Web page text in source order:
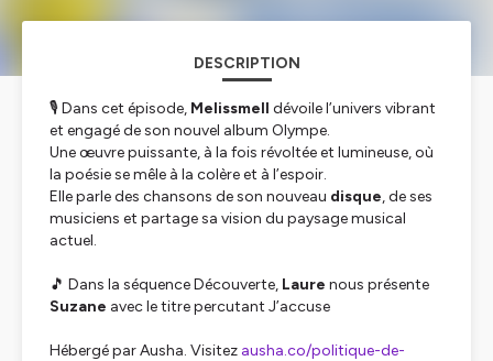
DESCRIPTION
🎙️ Dans cet épisode, Melissmell dévoile l’univers vibrant
et engagé de son nouvel album Olympe.
Une œuvre puissante, à la fois révoltée et lumineuse, où
la poésie se mêle à la colère et à l’espoir.
Elle parle des chansons de son nouveau disque, de ses
musiciens et partage sa vision du paysage musical
actuel.
🎵 Dans la séquenceDécouverte, Laure nous présente
Suzane avec le titre percutant J’accuse
Hébergé par Ausha. Visitez ausha.co/politique-de-